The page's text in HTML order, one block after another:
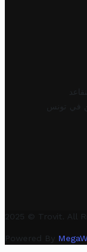
في تونس
2025 © Trovit. All
Powered By